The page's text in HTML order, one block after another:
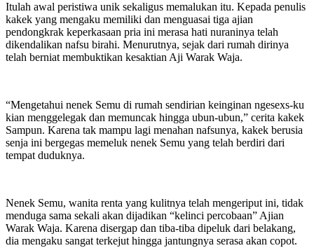
Itulah awal peristiwa unik sekaligus memalukan itu. Kepada penulis
kakek yang mengaku memiliki dan menguasai tiga ajian
pendongkrak keperkasaan pria ini merasa hati nuraninya telah
dikendalikan nafsu birahi. Menurutnya, sejak dari rumah dirinya
telah berniat membuktikan kesaktian Aji Warak Waja.
“Mengetahui nenek Semu di rumah sendirian keinginan ngesexs-ku
kian menggelegak dan memuncak hingga ubun-ubun,” cerita kakek
Sampun. Karena tak mampu lagi menahan nafsunya, kakek berusia
senja ini bergegas memeluk nenek Semu yang telah berdiri dari
tempat duduknya.
Nenek Semu, wanita renta yang kulitnya telah mengeriput ini, tidak
menduga sama sekali akan dijadikan “kelinci percobaan” Ajian
Warak Waja. Karena disergap dan tiba-tiba dipeluk dari belakang,
dia mengaku sangat terkejut hingga jantungnya serasa akan copot.